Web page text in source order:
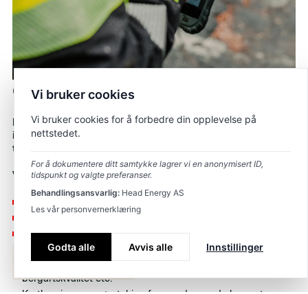
Om Team Kontakt
Geologi.
Head Energy Geo gjennomfører geologisk rådgivning
inkludert bl.a. komplette skredfarevurderinger for bratt
terreng i henhold til NVE’s retningslinjer.
Vi tilbyr følgende tjenester:
Sikring av bergskjæringer
Hydrogeologi og grunnvann
Georadar – kartlegging av løsmasser og myr
bergartskvalitet etc.
Vi bruker cookies
Vi bruker cookies for å forbedre din opplevelse på
nettstedet.
For å dokumentere ditt samtykke lagrer vi en anonymisert ID,
tidspunkt og valgte preferanser.
Behandlingsansvarlig: Head Energy AS
Les vår personvernerklæring
Godta alle Avvis alle Innstillinger